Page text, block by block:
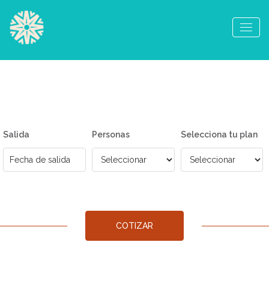
Salida Personas Selecciona tu plan
COTIZAR